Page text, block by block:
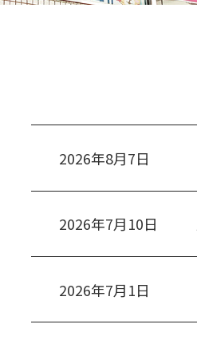
2026年8月7日
2026年7月10日
2026年7月1日